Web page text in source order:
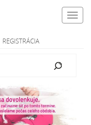
REGISTRÁCIA